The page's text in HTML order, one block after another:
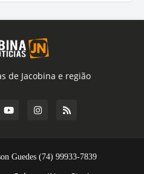
de Jacobina e região
Guedes (74) 99933-7839